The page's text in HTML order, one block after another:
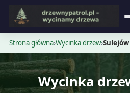
Strona główna›Wycinka drzew›Sulejów
Wycinka